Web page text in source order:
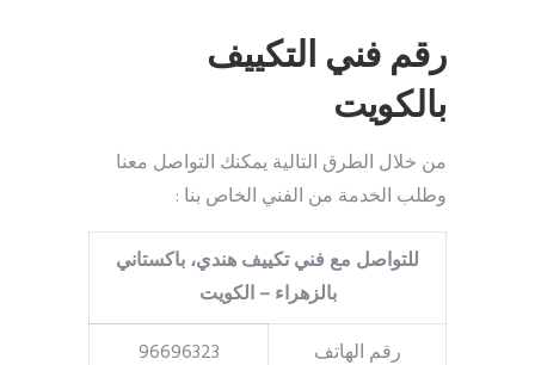
رقم فني التكييف
بالكويت
من خلال الطرق التالية يمكنك التواصل معنا
وطلب الخدمة من الفني الخاص بنا :
للتواصل مع فني تكييف هندي، باكستاني
بالزهراء – الكويت
رقم الهاتف
96696323